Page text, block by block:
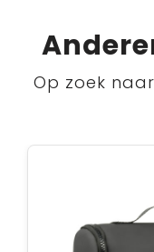
Op zoek